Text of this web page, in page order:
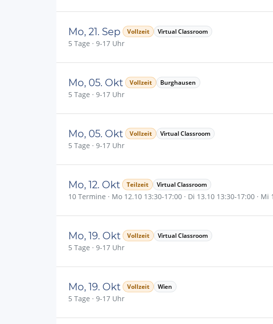
Mo, 21. Sep Vollzeit Virtual Classroom
5 Tage · 9-17 Uhr
Mo, 05. Okt Vollzeit Burghausen
5 Tage · 9-17 Uhr
Mo, 05. Okt Vollzeit Virtual Classroom
5 Tage · 9-17 Uhr
Mo, 12. Okt Teilzeit Virtual Classroom
10 Termine · Mo 12.10 13:30-17:00 · Di 13.10 13:30-17:00 · Mi
Mo, 19. Okt Vollzeit Virtual Classroom
5 Tage · 9-17 Uhr
Mo, 19. Okt Vollzeit Wien
5 Tage · 9-17 Uhr